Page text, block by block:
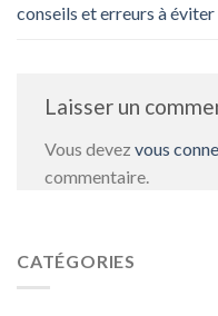
conseils et erreurs à éviter
Laisser un
Vous devez vous
commentaire.
CATÉGORIES